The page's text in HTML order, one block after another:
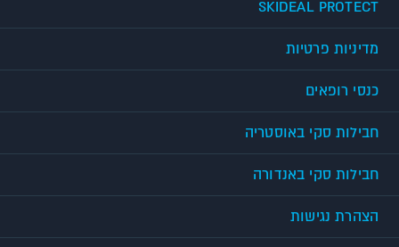
SKIDEAL PROTECT
מדיניות פרטיות
כנסי רופאים
חבילות סקי באוסטריה
חבילות סקי באנדורה
הצהרת נגישות